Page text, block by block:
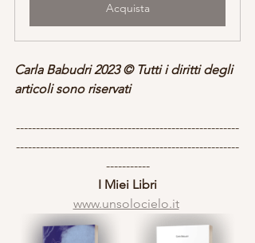
Acquista
Carla Babudri 2023 © Tutti i diritti degli
articoli sono riservati
--------------------------------------------------------
--------------------------------------------------------
-----------
I Miei Libri
www.unsolocielo.it